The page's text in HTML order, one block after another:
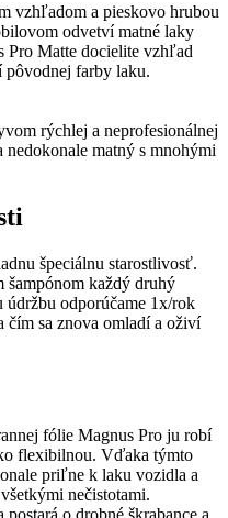
vzhľadom a pieskovo hrubou
odvetví matné laky
Pro Matte docielite vzhľad
pôvodnej farby laku.
rýchlej a neprofesionálnej
nedokonale matný s mnohými
špeciálnu starostlivosť.
každý druhý
odporúčame 1x/rok
čím sa znova omladí a oživí
fólie Magnus Pro ju robí
flexibilnou. Vďaka týmto
priľne k laku vozidla a
nečistotami.